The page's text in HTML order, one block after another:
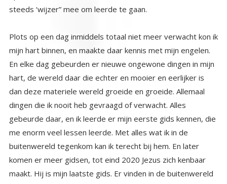
steeds ‘wijzer” mee om leerde te gaan.
Plots op een dag inmiddels totaal niet meer verwacht kon ik
mijn hart binnen, en maakte daar kennis met mijn engelen.
En elke dag gebeurden er nieuwe ongewone dingen in mijn
hart, de wereld daar die echter en mooier en eerlijker is
dan deze materiele wereld groeide en groeide. Allemaal
dingen die ik nooit heb gevraagd of verwacht. Alles
gebeurde daar, en ik leerde er mijn eerste gids kennen, die
me enorm veel lessen leerde. Met alles wat ik in de
buitenwereld tegenkom kan ik terecht bij hem. En later
komen er meer gidsen, tot eind 2020 Jezus zich kenbaar
maakt. Hij is mijn laatste gids. Er vinden in de buitenwereld
voortdurend dingen plaats die synchroon lopen met mijn